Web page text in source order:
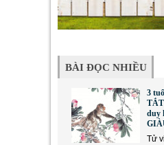
BÀI ĐỌC NHIỀU
3
TẮT
duy
Tử